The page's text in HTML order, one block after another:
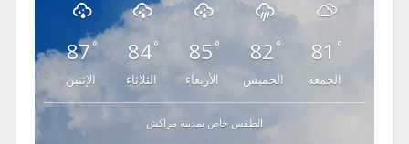
87°
الإثنين
84°
الثلاثاء
85°
الأربعاء
82 °
الخميس
81 °
الجمعة
الطقس خاص بمدينة مراكش